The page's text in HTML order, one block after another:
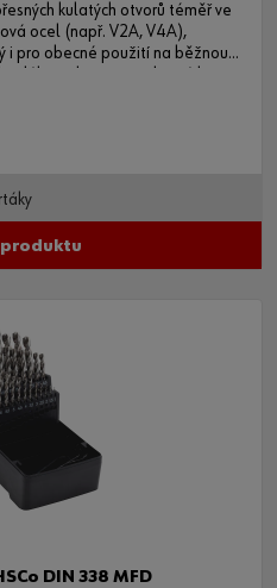
kulatých otvorů téměř ve
ocel (např. V2A, V4A),
i pro obecné použití na běžnou
DIN 338 MFD